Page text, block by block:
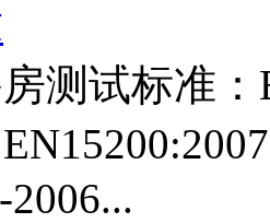
测试标准